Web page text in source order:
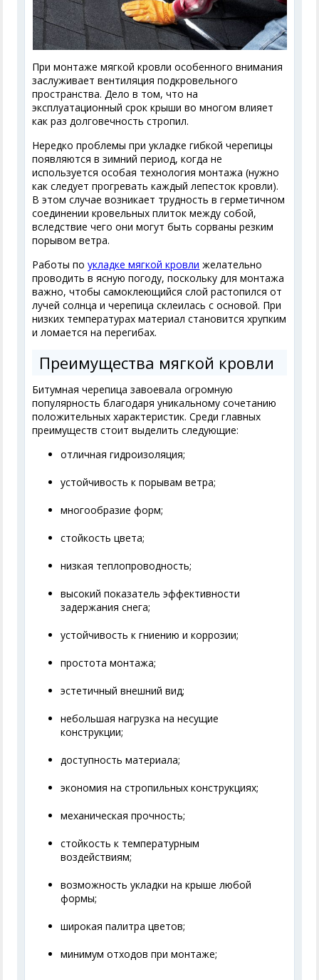
При монтаже мягкой кровли особенного внимания
заслуживает вентиляция подкровельного
пространства. Дело в том, что на
эксплуатационный срок крыши во многом влияет
как раз долговечность стропил.
Нередко проблемы при укладке гибкой черепицы
появляются в зимний период, когда не
используется особая технология монтажа (нужно
как следует прогревать каждый лепесток кровли).
В этом случае возникает трудность в герметичном
соединении кровельных плиток между собой,
вследствие чего они могут быть сорваны резким
порывом ветра.
Работы поукладке мягкой кровли желательно
проводить в ясную погоду, поскольку для монтажа
важно, чтобы самоклеющийся слой растопился от
лучей солнца и черепица склеилась с основой. При
низких температурах материал становится хрупким
и ломается на перегибах.
Преимущества мягкой кровли
Битумная черепица завоевала огромную
популярность благодаря уникальному сочетанию
положительных характеристик. Среди главных
преимуществ стоит выделить следующие:
отличная гидроизоляция;
устойчивость к порывам ветра;
многообразие форм;
стойкость цвета;
низкая теплопроводность;
высокий показатель эффективности
задержания снега;
устойчивость к гниению и коррозии;
простота монтажа;
эстетичный внешний вид;
небольшая нагрузка на несущие
конструкции;
доступность материала;
экономия на стропильных конструкциях;
механическая прочность;
стойкость к температурным
воздействиям;
возможность укладки на крыше любой
формы;
широкая палитра цветов;
минимум отходов при монтаже;